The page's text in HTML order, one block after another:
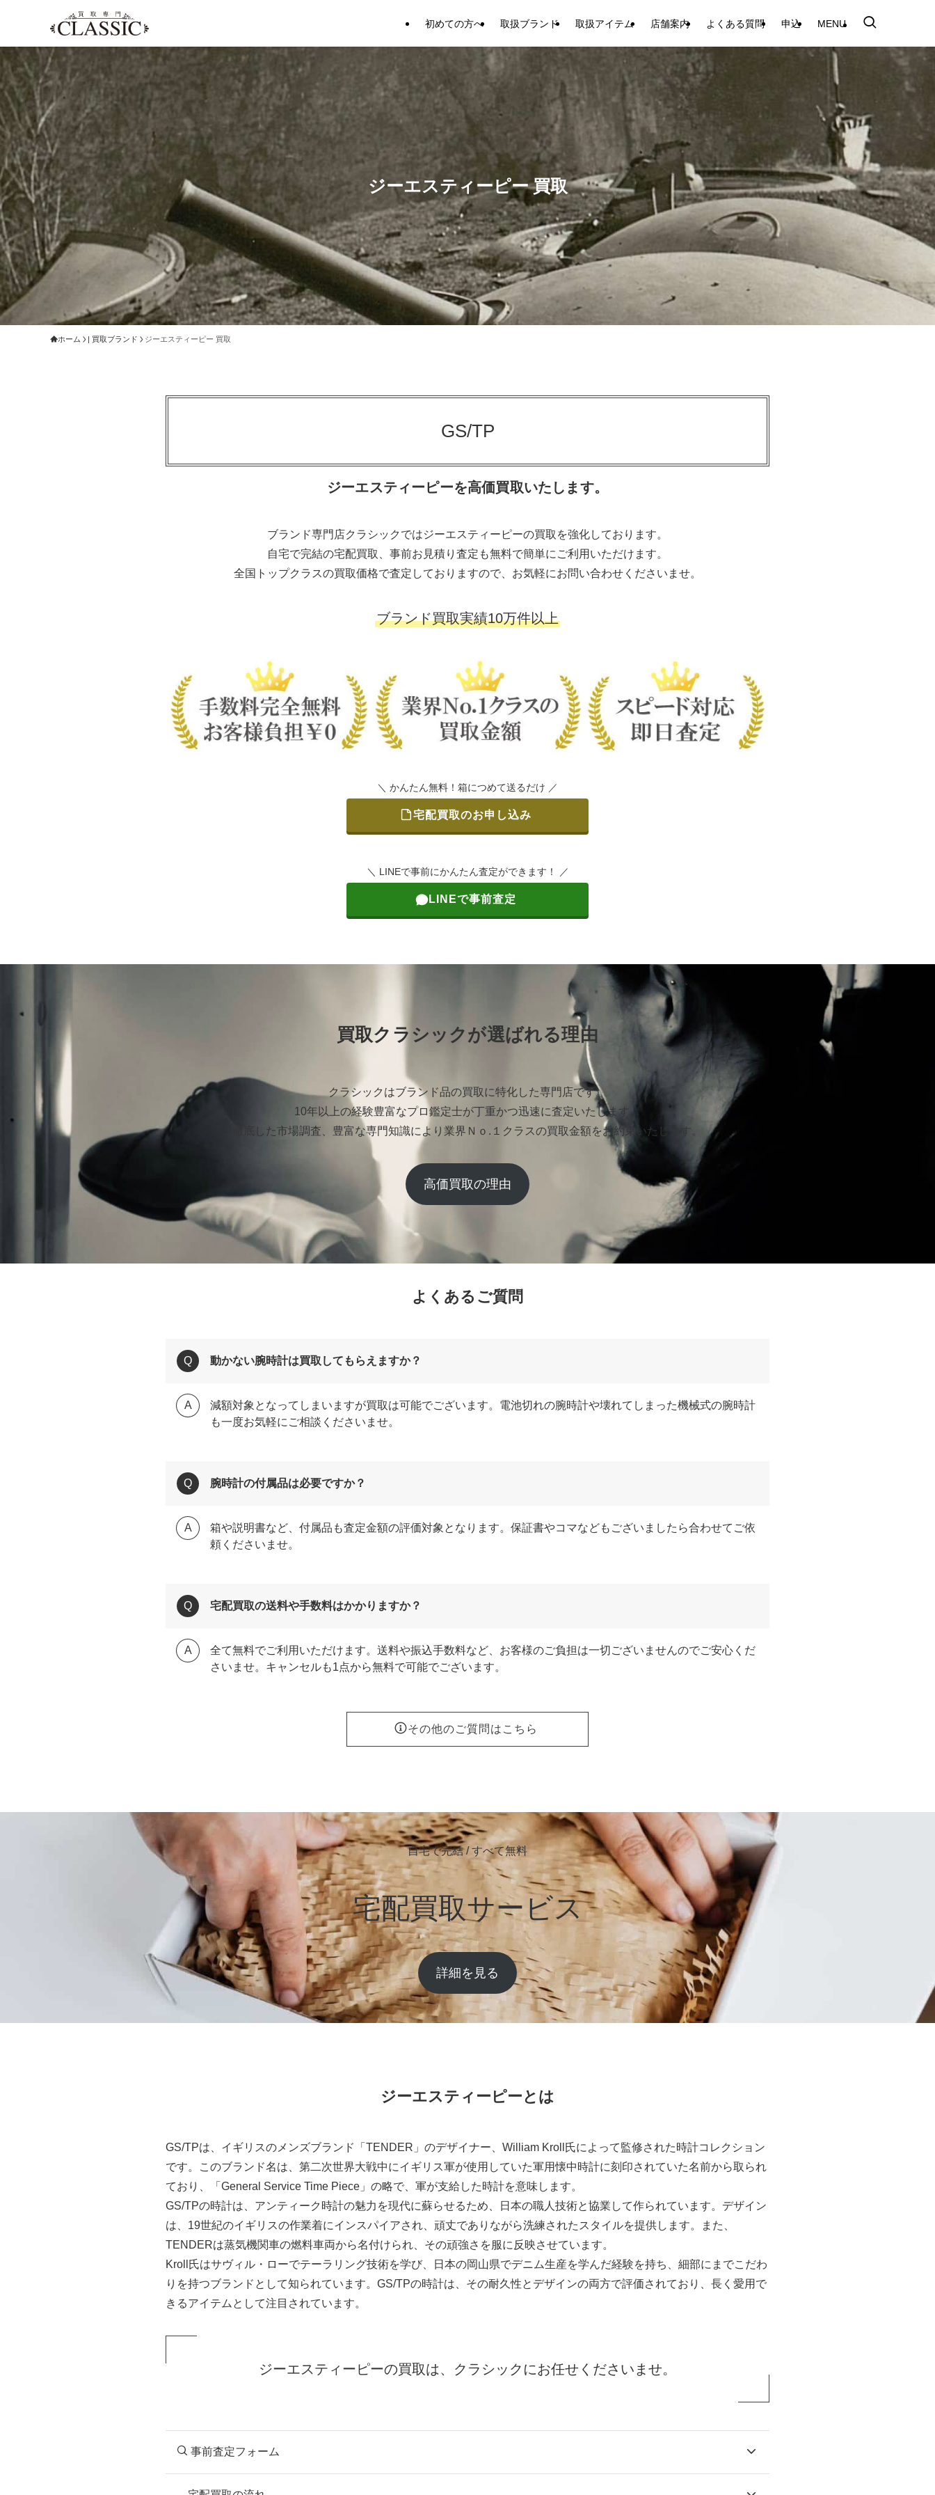
初めての方へ 取扱ブランド 取扱アイテム 店舗案内 よくある質問 申込 MENU
ジーエスティーピー 買取
ホーム | 買取ブランド ジーエスティーピー 買取
GS/TP
ジーエスティーピーを高価買取いたします。
ブランド専門店クラシックではジーエスティーピーの買取を強化しております。
自宅で完結の宅配買取、事前お見積り査定も無料で簡単にご利用いただけます。
全国トップクラスの買取価格で査定しておりますので、お気軽にお問い合わせくださいませ。
ブランド買取実績10万件以上
＼ かんたん無料！箱につめて送るだけ ／
宅配買取のお申し込み
＼ LINEで事前にかんたん査定ができます！ ／
LINEで事前査定
買取クラシックが選ばれる理由
クラシックはブランド品の買取に特化した専門店です。
10年以上の経験豊富なプロ鑑定士が丁重かつ迅速に査定いたします。
徹底した市場調査、豊富な専門知識により業界Ｎｏ.１クラスの買取金額をお約束いたします。
高価買取の理由
よくあるご質問
動かない腕時計は買取してもらえますか？
減額対象となってしまいますが買取は可能でございます。電池切れの腕時計や壊れてしまった機械式の腕時計
も一度お気軽にご相談くださいませ。
腕時計の付属品は必要ですか？
箱や説明書など、付属品も査定金額の評価対象となります。保証書やコマなどもございましたら合わせてご依
頼くださいませ。
宅配買取の送料や手数料はかかりますか？
全て無料でご利用いただけます。送料や振込手数料など、お客様のご負担は一切ございませんのでご安心くだ
さいませ。キャンセルも1点から無料で可能でございます。
その他のご質問はこちら
自宅で完結 / すべて無料
宅配買取サービス
詳細を見る
ジーエスティーピーとは
GS/TPは、イギリスのメンズブランド「TENDER」のデザイナー、William Kroll氏によって監修された時計コレクション
です。このブランド名は、第二次世界大戦中にイギリス軍が使用していた軍用懐中時計に刻印されていた名前から取られ
ており、「General Service Time Piece」の略で、軍が支給した時計を意味します。
GS/TPの時計は、アンティーク時計の魅力を現代に蘇らせるため、日本の職人技術と協業して作られています。デザイン
は、19世紀のイギリスの作業着にインスパイアされ、頑丈でありながら洗練されたスタイルを提供します。また、
TENDERは蒸気機関車の燃料車両から名付けられ、その頑強さを服に反映させています。
Kroll氏はサヴィル・ローでテーラリング技術を学び、日本の岡山県でデニム生産を学んだ経験を持ち、細部にまでこだわ
りを持つブランドとして知られています。GS/TPの時計は、その耐久性とデザインの両方で評価されており、長く愛用で
きるアイテムとして注目されています。
ジーエスティーピーの買取は、クラシックにお任せくださいませ。
事前査定フォーム